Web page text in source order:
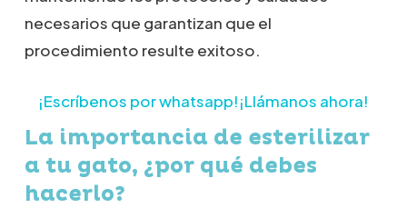
necesarios que garantizan que el
procedimiento resulte exitoso.
¡Escríbenos por whatsapp!¡Llámanos ahora!
La importancia de esterilizar
a tu gato, ¿por qué debes
hacerlo?